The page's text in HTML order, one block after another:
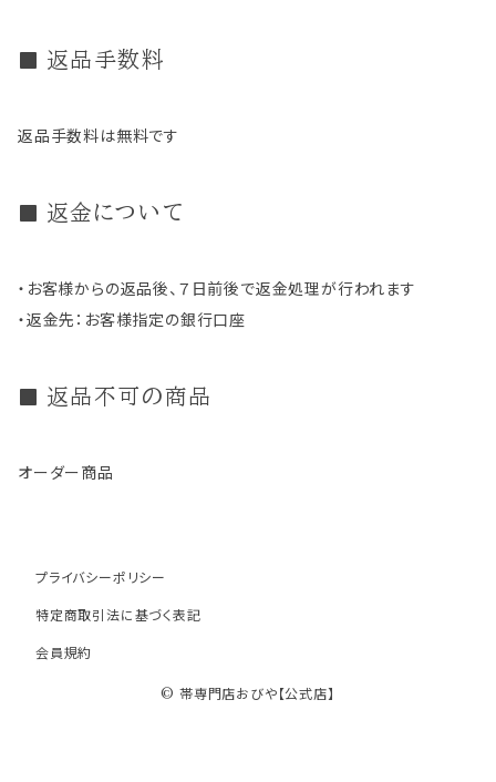
返品手数料
返品手数料は無料です
返金について
・お客様からの返品後、７日前後で返金処理が行われます
・返金先：お客様指定の銀行口座
返品不可の商品
オーダー商品
プライバシーポリシー
特定商取引法に基づく表記
会員規約
© 帯専門店おびや【公式店】